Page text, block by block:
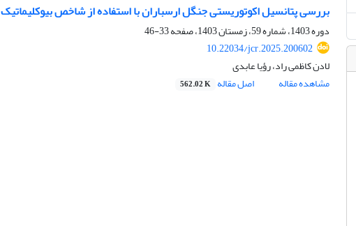
بررسی پتانسیل اکوتوریستی جنگل ارسباران با استفاده از شاخص بیوکلیماتیک CPI
دوره 1403، شماره 59، زمستان 1403، صفحه
33-46
10.22034/jcr.2025.200602
لادن کاظمی راد، رؤیا عابدی
مشاهده مقاله
اصل مقاله 562.02 K